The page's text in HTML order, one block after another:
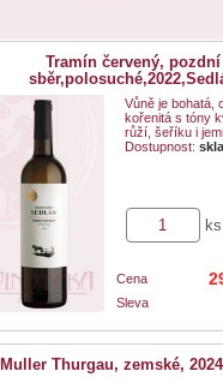
Tramín červený, pozdní
Vůně je bohatá,
kořenitá s tóny
růží, šeříku i
Dostupnost:
ks
Cena
Sleva
Muller Thurgau, zemské,